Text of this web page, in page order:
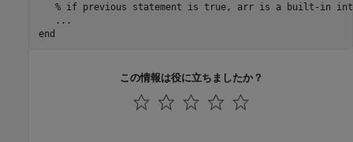
% if previous statement is true, arr is a built-in
...
end
この情報は役に立ちましたか？